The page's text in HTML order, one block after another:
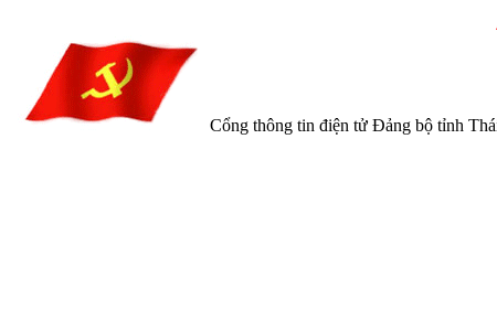
Cổng thông tin điện tử Đảng bộ tỉnh